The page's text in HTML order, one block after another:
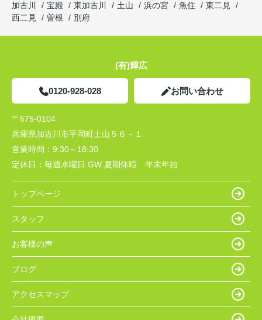
加古川
宝殿 東加古川 土山 浜の宮 魚住
東二見
西二見
曽根 別府
(有)輝広
0120-928-028 お問い合わせ
〒675-0104
兵庫県加古川市平岡町土山５６－１
営業時間： 9:30～18:30
定休日： 毎週水曜日 GW 夏期休暇 年末年始
トップページ
スタッフ
お客様の声
ブログ
アクセスマップ